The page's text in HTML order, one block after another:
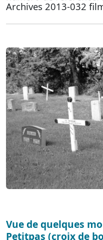
Archives 2013-032
Vue de quelques
Petitpas (croix de